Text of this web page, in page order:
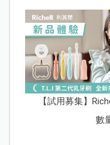
【試用募集】
數